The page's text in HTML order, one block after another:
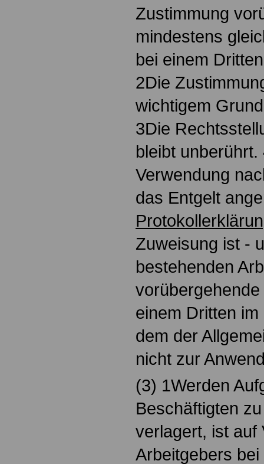
Zustimmung
mindestens
bei einem
2Die
wichtigem
3Die
bleibt
Verwendung
das Entgelt
Zuweisung ist -
bestehenden
einem Dritten
dem der
nicht zur
(3) 1Werden
Beschäftigten
verlagert, ist auf
Arbeitgebers